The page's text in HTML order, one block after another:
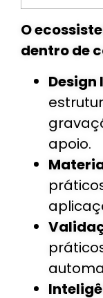
O
dentro de
apoio.